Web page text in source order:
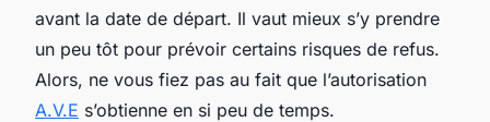
avant la date de départ. Il vaut mieux s’y prendre
un peu tôt pour prévoir certains risques de refus.
Alors, ne vous fiez pas au fait que l’autorisation
A.V.E s’obtienne en si peu de temps.